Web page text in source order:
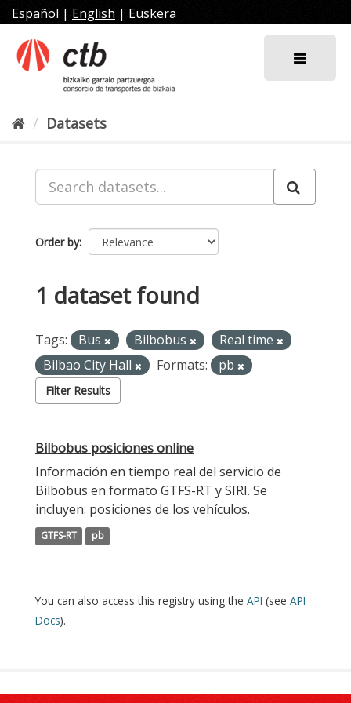
Skip
to
content
Español | English | Euskera
Datasets
Order by
1 dataset found
Tags: Bus Bilbobus
Real time
Bilbao City Hall
Formats: pb
Filter Results
Bilbobus posiciones online
Información en tiempo real del servicio de
Bilbobus en formato GTFS-RT y SIRI. Se
incluyen: posiciones de los vehículos.
GTFS-RT pb
You can also access this registry using the API (see API
Docs).